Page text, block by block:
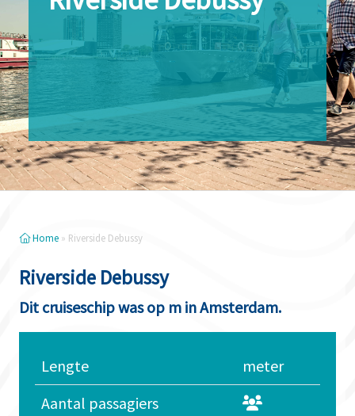
Home » Riverside Debussy
Riverside Debussy
Dit cruiseschip was op m in Amsterdam.
Lengte
meter
Aantal passagiers